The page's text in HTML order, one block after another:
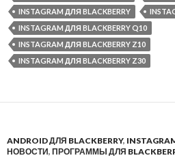
INSTAGRAM ДЛЯ BLACKBERRY
INSTAGRAM ДЛЯ BLACKBERRY Q10
INSTAGRAM ДЛЯ BLACKBERRY Z10
INSTAGRAM ДЛЯ BLACKBERRY Z30
ANDROID ДЛЯ BLACKBERRY,
НОВОСТИ, ПРОГРАММЫ ДЛЯ